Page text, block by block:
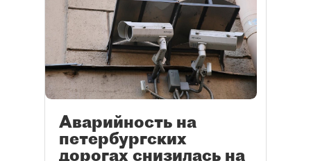
Аварийность на
петербургских
дорогах снизилась на